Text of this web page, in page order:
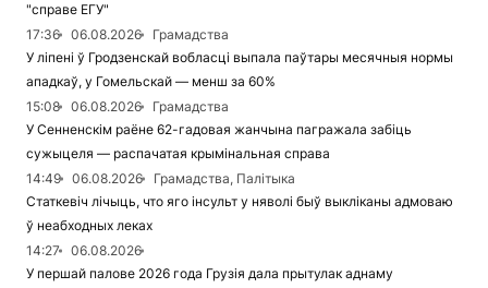
"справе ЕГУ"
17:36
06.08.2026
Грамадства
У ліпені ў Гродзенскай вобласці выпала паўтары месячныя нормы
ападкаў, у Гомельскай — менш за 60%
15:08
06.08.2026
Грамадства
У Сенненскім раёне 62-гадовая жанчына пагражала забіць
сужыцеля — распачатая крымінальная справа
14:49
06.08.2026
Грамадства, Палітыка
Статкевіч лічыць, что яго інсульт у няволі быў выкліканы адмоваю
ў неабходных леках
14:27
06.08.2026
У першай палове 2026 года Грузія дала прытулак аднаму